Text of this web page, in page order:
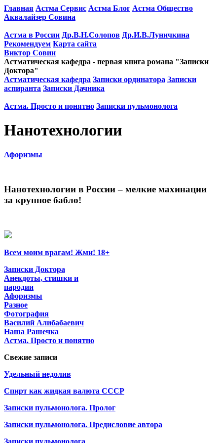
Главная Астма Сервис Астма Блог Астма Общество
Аквалайзер Совина
Астма в России Др.В.Н.Солопов Др.И.В.Луничкина
Рекомендуем Карта сайта
Виктор Совин
Астматическая кафедра - первая книга романа "Записки
Доктора"
Астматическая кафедра Записки ординатора Записки
аспиранта Записки Дачника
Астма. Просто и понятно Записки пульмонолога
Нанотехнологии
Афоризмы
Нанотехнологии в России – мелкие махинации
за крупное бабло!
Всем моим врагам! Жми! 18+
Записки Доктора
Анекдоты, стишки и
пародии
Афоризмы
Разное
Фотография
Василий Алибабаевич
Наша Рашечка
Астма. Просто и понятно
Свежие записи
Удельный недолив
Спирт как жидкая валюта СССР
Записки пульмонолога. Пролог
Записки пульмонолога. Предисловие автора
Записки пульмонолога